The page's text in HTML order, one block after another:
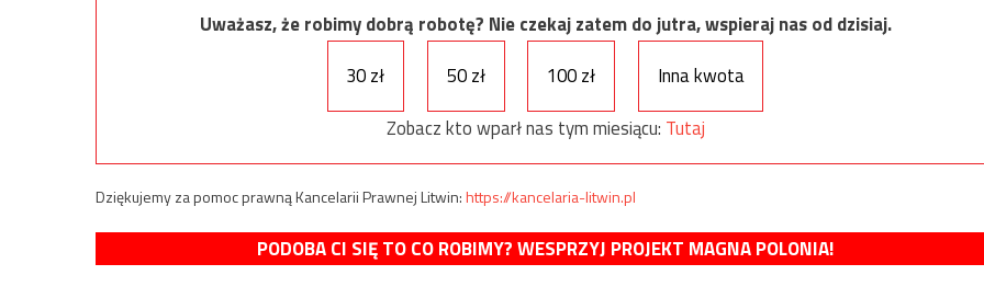
Uważasz, że robimy dobrą robotę? Nie czekaj zatem do jutra, wspieraj nas od dzisiaj.
30 zł
50 zł 100 zł
Inna kwota
Zobacz kto wparł nas tym miesiącu: Tutaj
Dziękujemy za pomoc prawną Kancelarii Prawnej Litwin:https://kancelaria-litwin.pl
PODOBA CI SIĘ TO CO ROBIMY? WESPRZYJ PROJEKT MAGNA POLONIA!